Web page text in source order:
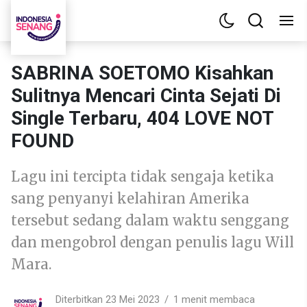
SABRINA SOETOMO Kisahkan
Sulitnya Mencari Cinta Sejati Di
Single Terbaru, 404 LOVE NOT
FOUND
Lagu ini tercipta tidak sengaja ketika
sang penyanyi kelahiran Amerika
tersebut sedang dalam waktu senggang
dan mengobrol dengan penulis lagu Will
Mara.
Diterbitkan 23 Mei 2023
1 menit membaca